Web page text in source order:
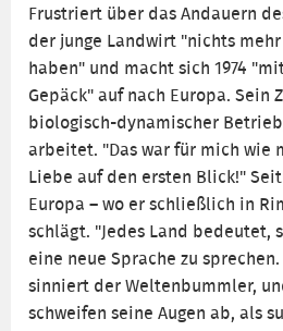
Frustriert über das Andauern
der junge Landwirt "nichts
haben" und macht sich 1974
Gepäck" auf nach Europa. Sein
biologisch-dynamischer
arbeitet. "Das war für mich wie
Liebe auf den ersten Blick!"
Europa – wo er schließlich in
schlägt. "Jedes Land bedeutet,
eine neue Sprache zu
sinniert der Weltenbummler,
schweifen seine Augen ab, als